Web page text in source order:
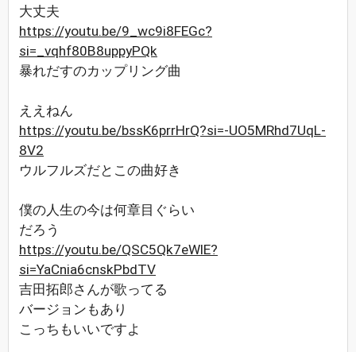
大丈夫
https://youtu.be/9_wc9i8FEGc?
si=_vqhf80B8uppyPQk
暴れだすのカップリング曲
ええねん
https://youtu.be/bssK6prrHrQ?si=-UO5MRhd7UqL-
8V2
ウルフルズだとこの曲好き
僕の人生の今は何章目ぐらい
だろう
https://youtu.be/QSC5Qk7eWlE?
si=YaCnia6cnskPbdTV
吉田拓郎さんが歌ってる
バージョンもあり
こっちもいいですよ